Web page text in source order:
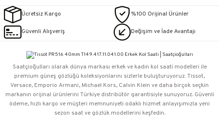
Ücretsiz Kargo %100 Orijinal Ürünler
Güvenli Alışveriş Değişim ve İade Avantajı
Saatçioğulları⁠ olarak dünya markası erkek ve kadın kol saati modelleri ile
premium güneş gözlüğü koleksiyonlarını sizlerle buluşturuyoruz. Tissot,
Versace, Emporio Armani, Michael Kors, Calvin Klein ve daha birçok seçkin
markanın orijinal ürünlerini Türkiye distribütör garantisiyle sunuyoruz. Güvenli
ödeme, hızlı kargo ve müşteri memnuniyeti odaklı hizmet anlayışımızla yeni
sezon saat ve gözlük modellerini keşfedin.